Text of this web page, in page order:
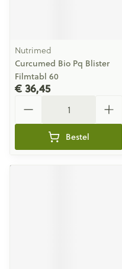
Nutrimed
Curcumed Bio Pq Blister
Filmtabl 60
€ 36,45
Bestel